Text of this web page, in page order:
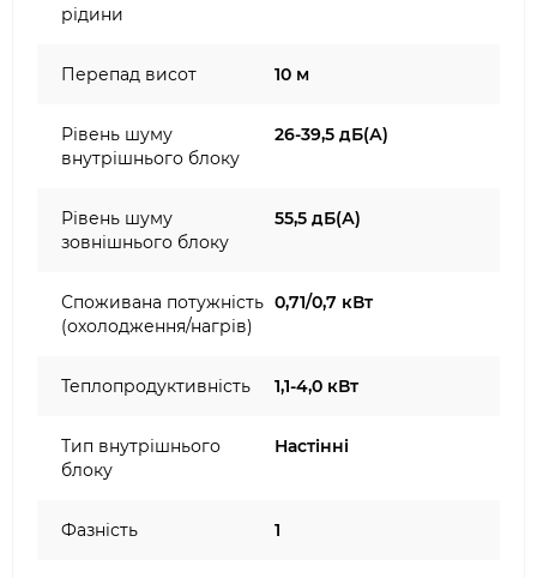
рідини
Перепад висот 10 м
Рівень шуму
внутрішнього блоку
26-39,5 дБ(А)
Рівень шуму
зовнішнього блоку
55,5 дБ(А)
Споживана потужність
(охолодження/нагрів)
0,71/0,7 кВт
Теплопродуктивність 1,1-4,0 кВт
Тип внутрішнього
блоку
Настінні
Фазність 1